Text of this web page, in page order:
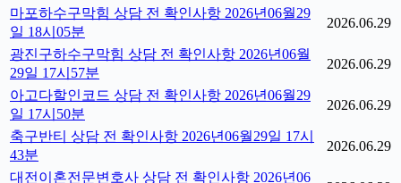
마포하수구막힘 상담 전 확인사항 2026년06월29
일 18시05분
2026.06.29
광진구하수구막힘 상담 전 확인사항 2026년06월
29일 17시57분
2026.06.29
아고다할인코드 상담 전 확인사항 2026년06월29
일 17시50분
2026.06.29
축구반티 상담 전 확인사항 2026년06월29일 17시
43분
2026.06.29
대전이혼전문변호사 상담 전 확인사항 2026년06